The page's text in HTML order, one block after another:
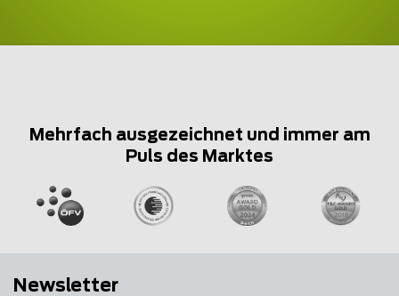
Mehrfach ausgezeichnet und immer am
Puls des Marktes
Newsletter